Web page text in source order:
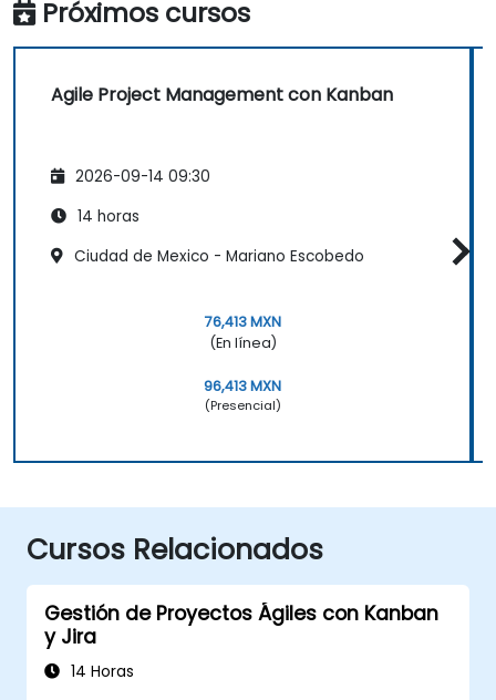
Próximos cursos
Agile Project Management con Kanban
2026-09-14 09:30
14 horas
Ciudad de Mexico - Mariano Escobedo
76,413 MXN
(En línea)
96,413 MXN
(Presencial)
Cursos Relacionados
Gestión de Proyectos Ágiles con Kanban
y Jira
14 Horas